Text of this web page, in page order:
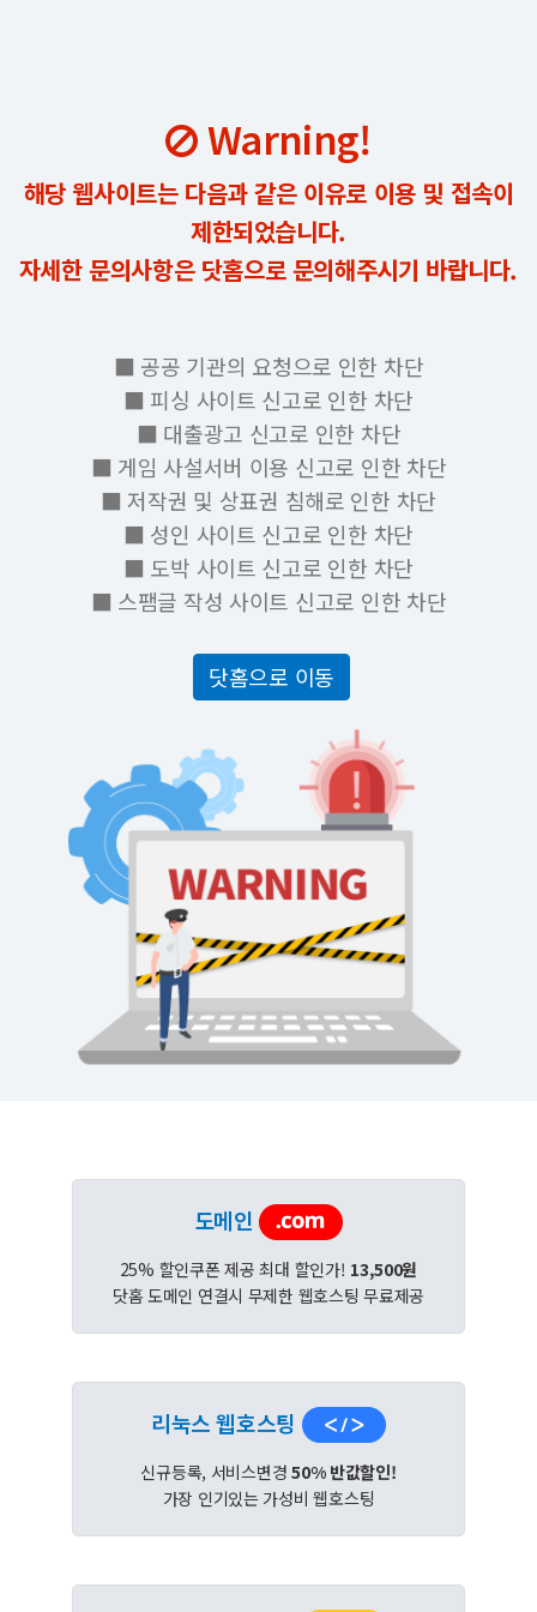
Warning!
해당 웹사이트는 다음과 같은 이유로 이용 및 접속이
제한되었습니다.
자세한 문의사항은 닷홈으로 문의해주시기 바랍니다.
■ 공공 기관의 요청으로 인한 차단
■ 피싱 사이트 신고로 인한 차단
■ 대출광고 신고로 인한 차단
■ 게임 사설서버 이용 신고로 인한 차단
■ 저작권 및 상표권 침해로 인한 차단
■ 성인 사이트 신고로 인한 차단
■ 도박 사이트 신고로 인한 차단
■ 스팸글 작성 사이트 신고로 인한 차단
닷홈으로 이동
도메인
25% 할인쿠폰 제공 최대 할인가! 13,500원
닷홈 도메인 연결시 무제한 웹호스팅 무료제공
리눅스 웹호스팅
신규등록, 서비스변경50% 반값할인!
가장 인기있는 가성비 웹호스팅